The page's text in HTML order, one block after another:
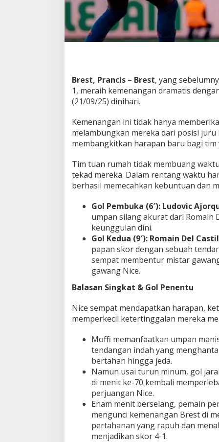
t
l
a
i
k
D
i
D
a
s
r
K
l
e
m
e
n
!
Brest, Prancis – Brest, yang
1, meraih kemenangan dramatis
(21/09/25) dinihari.
Kemenangan ini tidak hanya
melambungkan mereka dari posisi
membangkitkan harapan baru bagi tim
Tim tuan rumah tidak membuang
tekad mereka. Dalam rentang waktu
berhasil memecahkan kebuntuan dan
Gol Pembuka (6′): Ludovic
umpan silang akurat dari Romain
keunggulan dini.
Gol Kedua (9′): Romain Del
papan skor dengan sebuah
sempat membentur mistar
gawang Nice.
Balasan Singkat & Gol Penentu
Nice sempat mendapatkan harapan,
memperkecil ketertinggalan mereka
Moffi memanfaatkan umpan
tendangan indah yang
bertahan hingga jeda.
Namun usai turun minum, gol
di menit ke-70 kembali
perjuangan Nice.
Enam menit berselang, pemain
mengunci kemenangan Brest di
pertahanan yang rapuh dan
menjadikan skor 4-1.